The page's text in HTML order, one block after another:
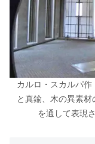
カルロ・スカルパ作
と真鍮、木の異素
を通して表現